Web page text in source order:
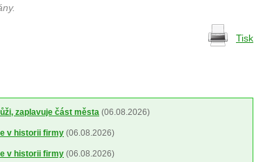
Tisk
zaplavuje část města (06.08.2026)
v historii firmy (06.08.2026)
v historii firmy (06.08.2026)